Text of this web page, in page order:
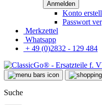
Konto
Passwort
Merkzettel
Whatsapp
+ 49 (0)2832 - 129 484
Suche